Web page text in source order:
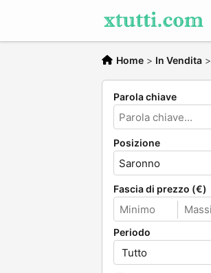
Home > In Vendita >
Parola chiave
Posizione
Fascia di prezzo (€)
Periodo